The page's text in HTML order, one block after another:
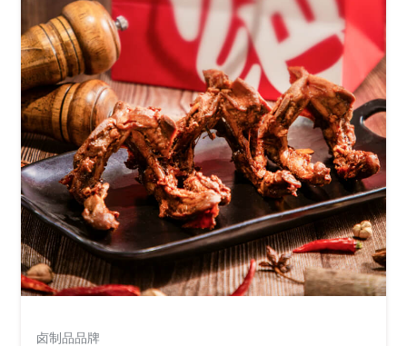
卤制品品牌